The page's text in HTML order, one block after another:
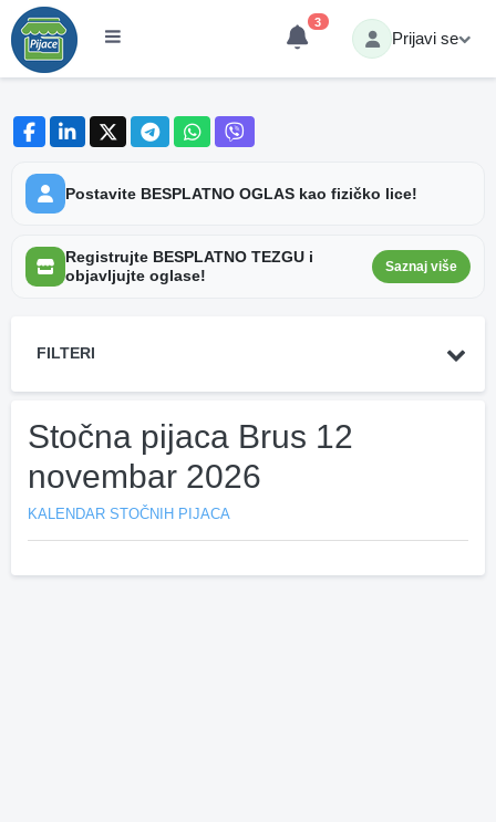
3
Prijavi se
Postavite BESPLATNO OGLAS kao fizičko lice!
Registrujte BESPLATNO TEZGU i
objavljujte oglase!
Saznaj više
FILTERI
Stočna pijaca Brus 12
novembar 2026
KALENDAR STOČNIH PIJACA